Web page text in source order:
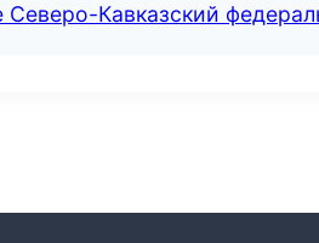
Северо-Кавказский